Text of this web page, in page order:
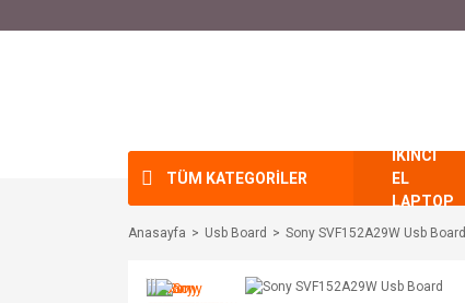
TÜM KATEGORİLER
İKİNCİ
EL
LAPTOP
Anasayfa Usb Board Sony SVF152A29W Usb Board